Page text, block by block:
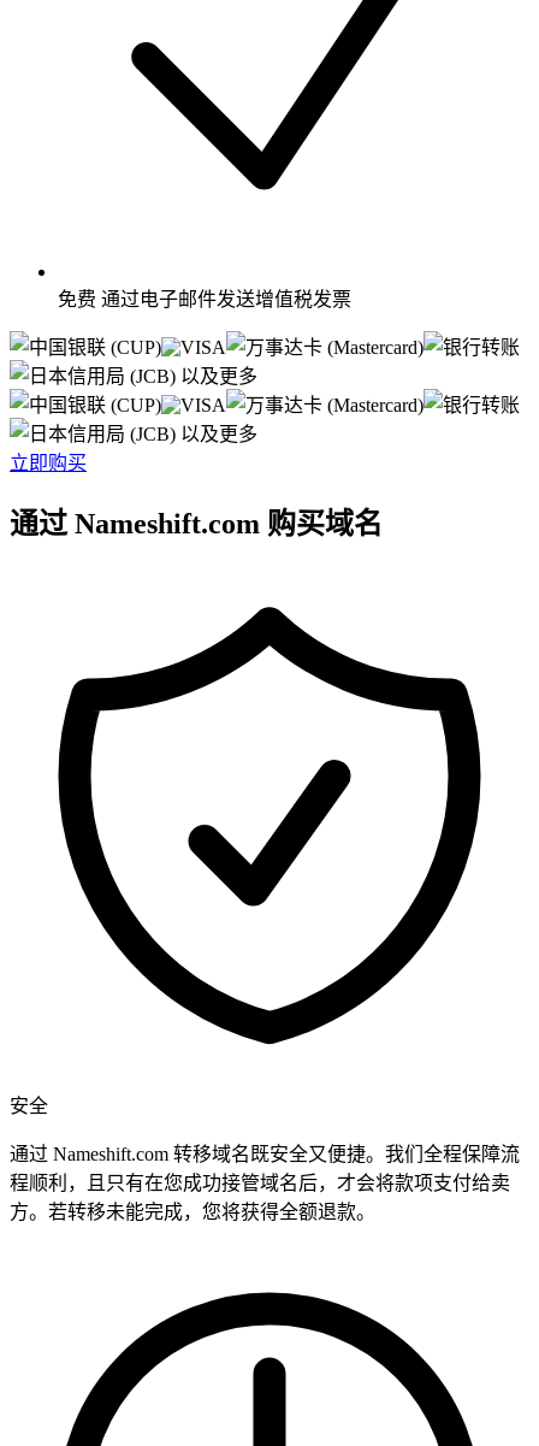
免费 通过电子邮件发送增值税发票
以及更多
以及更多
立即购买
通过 Nameshift.com 购买域名
安全
通过 Nameshift.com 转移域名既安全又便捷。我们全程保障流
程顺利，且只有在您成功接管域名后，才会将款项支付给卖
方。若转移未能完成，您将获得全额退款。